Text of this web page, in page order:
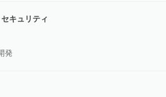
キュリティ
発